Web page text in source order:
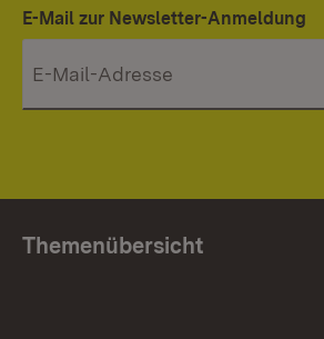
E-Mail zur Newsletter-Anmeldung
Themenübersicht